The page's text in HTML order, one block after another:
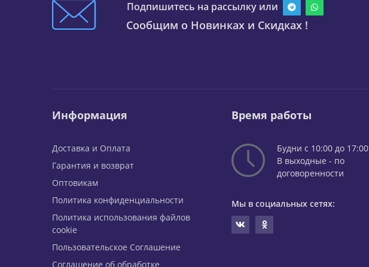
Подпишитесь на рассылку или
Сообщим о Новинках и Скидках !
Информация
Доставка и Оплата
Гарантия и возврат
Оптовикам
Политика конфиденциальности
Политика использования файлов
cookie
Пользовательское Соглашение
Соглашение об обработке
Время работы
Будни с 10:00 до 17:00
В выходные - по
договоренности
Мы в социальных сетях: